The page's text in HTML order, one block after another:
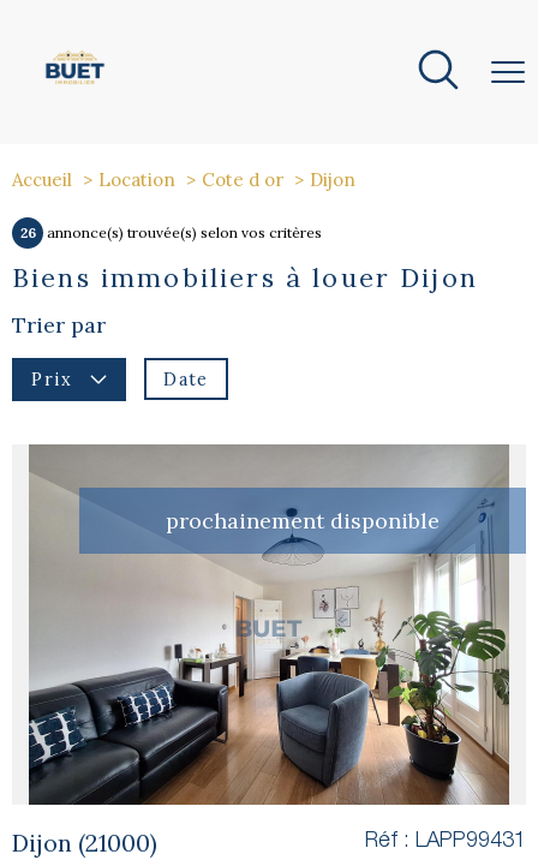
Accueil Location Cote d or Dijon
26 annonce(s) trouvée(s) selon vos critères
Biens immobiliers à louer Dijon
Trier par
Prix Date
prochainement disponible
voir le
bien
Dijon (21000)
Réf : LAPP99431